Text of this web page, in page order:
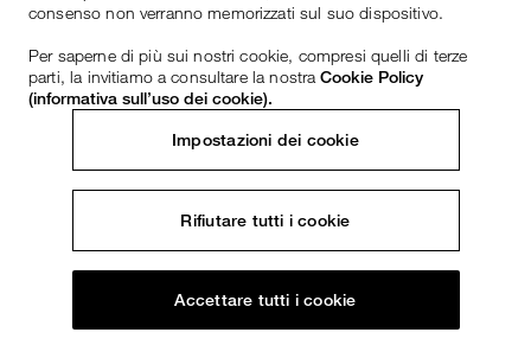
consenso non verranno memorizzati sul suo dispositivo.
Per saperne di più sui nostri cookie, compresi quelli di terze
parti, la invitiamo a consultare la nostraCookie Policy
(informativa sull’uso dei cookie).
Impostazioni dei cookie
Rifiutare tutti i cookie
Accettare tutti i cookie